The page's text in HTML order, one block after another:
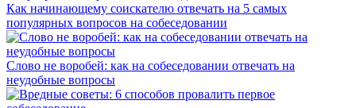
Как начинающему соискателю отвечать на 5 самых
популярных вопросов на собеседовании
Слово не воробей: как на собеседовании отвечать на
неудобные вопросы